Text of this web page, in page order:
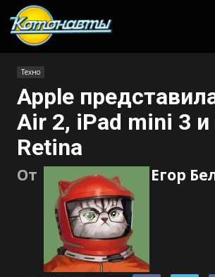
Техно
Apple
Air 2, iPad mini 3 и
Retina
От Егор